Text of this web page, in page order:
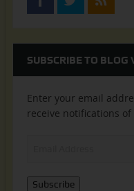
SUBSCRIBE TO BLOG
Enter your email
receive notifications
Subscribe